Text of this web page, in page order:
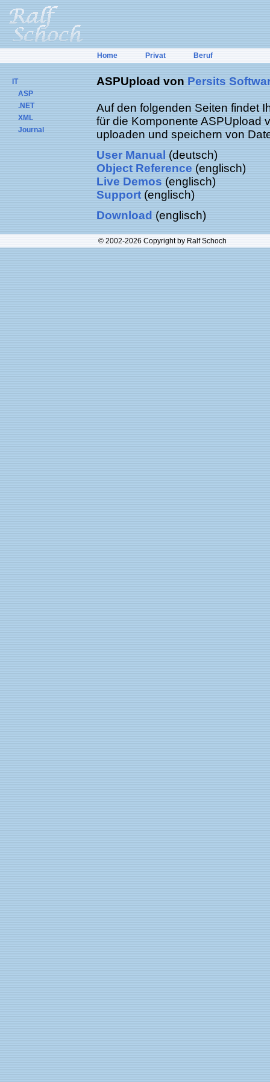
Home Privat Beruf
IT
ASP
.NET
XML
Journal
ASPUpload von Persits
Auf den folgenden Seiten findet
für die Komponente ASPUpload
uploaden und speichern von
User Manual (deutsch)
Object Reference (englisch)
Live Demos (englisch)
Support (englisch)
Download (englisch)
© 2002-2026 Copyright by Ralf Schoch